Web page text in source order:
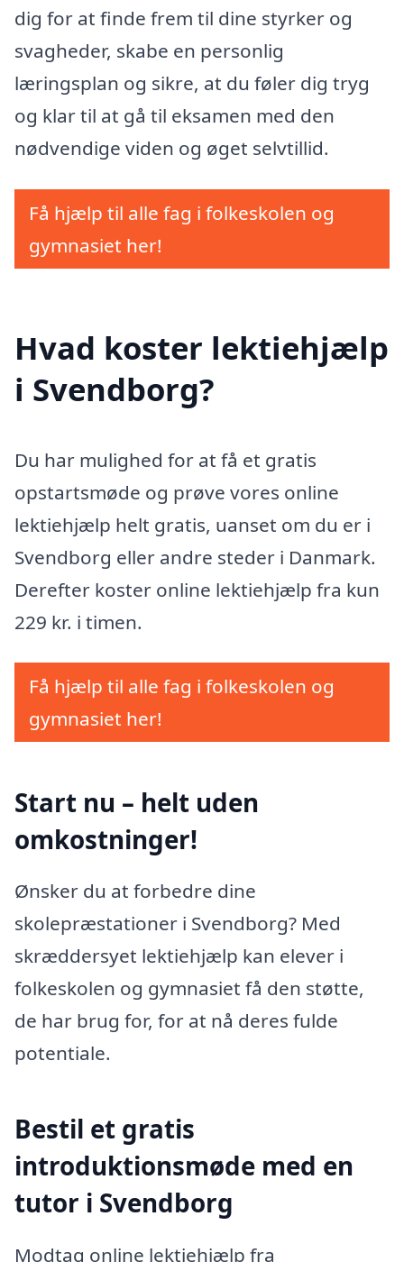
dig for at finde frem til dine styrker og
svagheder, skabe en personlig
læringsplan og sikre, at du føler dig tryg
og klar til at gå til eksamen med den
nødvendige viden og øget selvtillid.
Få hjælp til alle fag i folkeskolen og
gymnasiet her!
Hvad koster lektiehjælp
i Svendborg?
Du har mulighed for at få et gratis
opstartsmøde og prøve vores online
lektiehjælp helt gratis, uanset om du er i
Svendborg eller andre steder i Danmark.
Derefter koster online lektiehjælp fra kun
229 kr. i timen.
Få hjælp til alle fag i folkeskolen og
gymnasiet her!
Start nu – helt uden
omkostninger!
Ønsker du at forbedre dine
skolepræstationer i Svendborg? Med
skræddersyet lektiehjælp kan elever i
folkeskolen og gymnasiet få den støtte,
de har brug for, for at nå deres fulde
potentiale.
Bestil et gratis
introduktionsmøde med en
tutor i Svendborg
Modtag online lektiehjælp fra